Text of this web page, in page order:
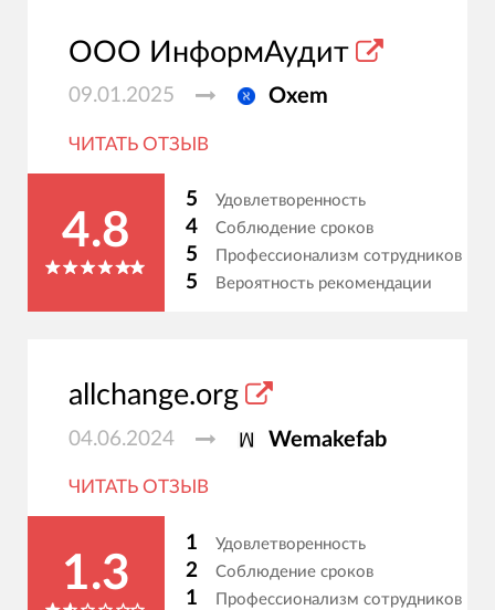
ООО ИнформАудит
09.01.2025 Oxem
ЧИТАТЬ ОТЗЫВ
4.8
5 Удовлетворенность
4 Соблюдение сроков
5 Профессионализм сотрудников
5 Вероятность рекомендации
allchange.org
04.06.2024 Wemakefab
ЧИТАТЬ ОТЗЫВ
1.3
1 Удовлетворенность
2 Соблюдение сроков
1 Профессионализм сотрудников